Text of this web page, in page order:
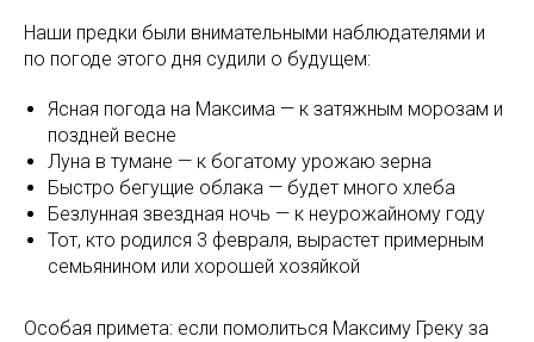
Наши предки были внимательными наблюдателями и
по погоде этого дня судили о будущем:
Ясная погода на Максима — к затяжным морозам и
поздней весне
Луна в тумане — к богатому урожаю зерна
Быстро бегущие облака — будет много хлеба
Безлунная звездная ночь — к неурожайному году
Тот, кто родился 3 февраля, вырастет примерным
семьянином или хорошей хозяйкой
Особая примета: если помолиться Максиму Греку за